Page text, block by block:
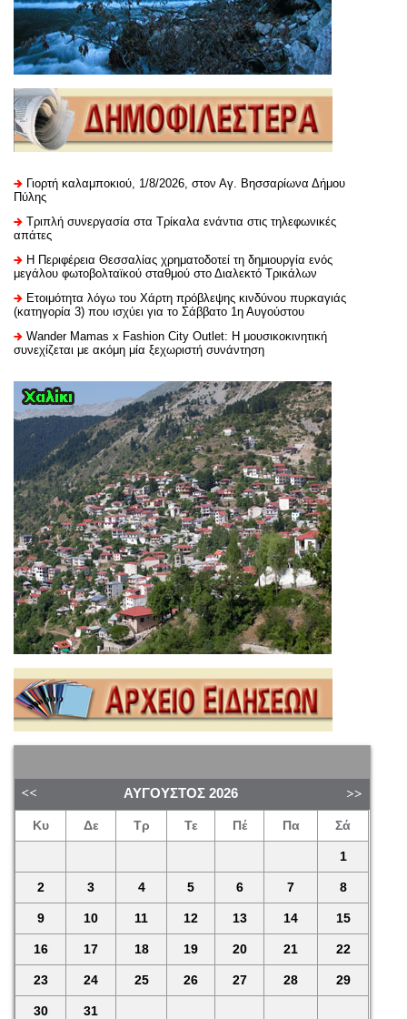
Γιορτή καλαμποκιού, 1/8/2026, στον Αγ. Βησσαρίωνα Δήμου
Πύλης
Τριπλή συνεργασία στα Τρίκαλα ενάντια στις τηλεφωνικές
απάτες
H Περιφέρεια Θεσσαλίας χρηματοδοτεί τη δημιουργία ενός
μεγάλου φωτοβολταϊκού σταθμού στο Διαλεκτό Τρικάλων
Ετοιμότητα λόγω του Χάρτη πρόβλεψης κινδύνου πυρκαγιάς
(κατηγορία 3) που ισχύει για το Σάββατο 1η Αυγούστου
Wander Mamas x Fashion City Outlet: Η μουσικοκινητική
συνεχίζεται με ακόμη μία ξεχωριστή συνάντηση
ΑΎΓΟΥΣΤΟΣ 2026
Κυ Δε Τρ Τε Πέ Πα Σά
1
2 3 4 5 6 7 8
9 10 11 12 13 14 15
16 17 18 19 20 21 22
23 24 25 26 27 28 29
30 31